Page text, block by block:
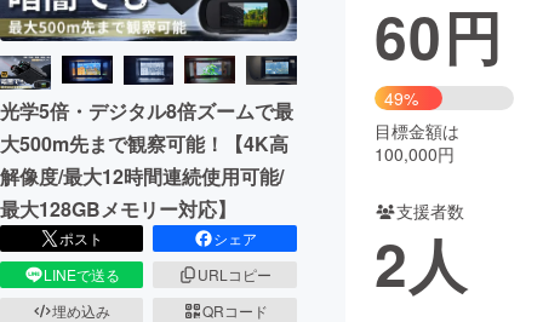
映像・映画 書籍・雑誌
ビジネス・起業 チャレンジ
まちづくり・地域活性化
CAMPFIRE for Social Good
CAMPFIRE Creation
CAMPFIREふるさと納税machi-ya コミュニティ
光学5倍・デジタル8倍ズームで最
大500m先まで観察可能！【4K高
解像度/最大12時間連続使用可能/
最大128GBメモリー対応】
ポスト
シェア
LINEで送る
URLコピー
埋め込み
QRコード
60円
49%
目標金額は
100,000円
支援者数
2人